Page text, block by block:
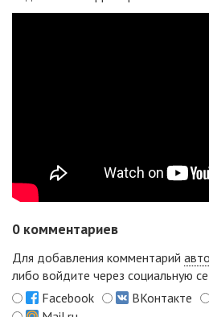
0 комментариев
Для добавления комментарий
либо войдите через социальную
Facebook
ВКонтакте